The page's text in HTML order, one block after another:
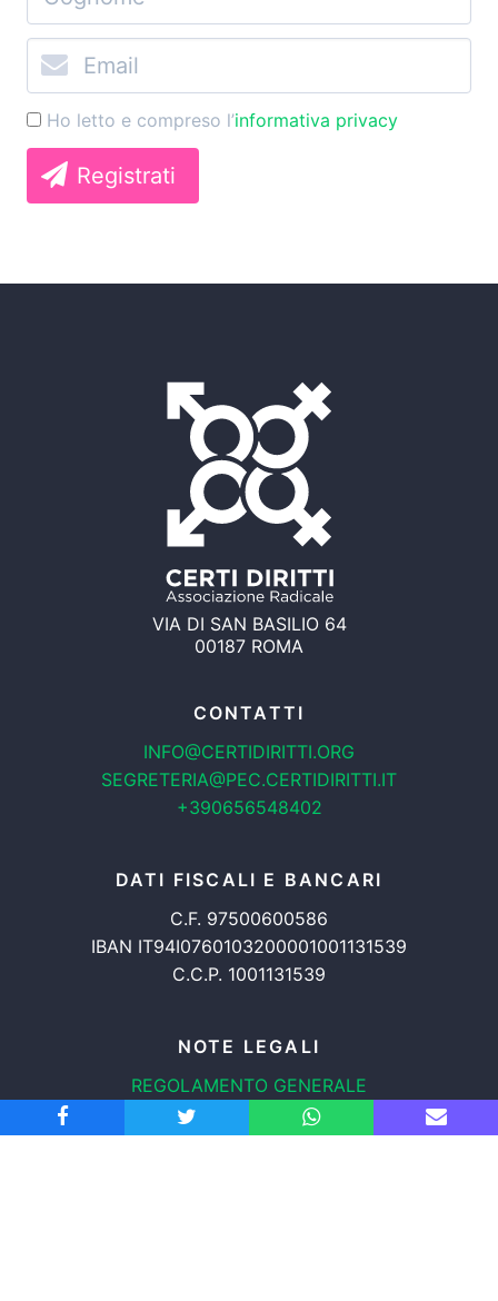
Ho letto e compreso l’informativa privacy
Registrati
VIA DI SAN BASILIO 64
00187 ROMA
CONTATTI
INFO@CERTIDIRITTI.ORG
SEGRETERIA@PEC.CERTIDIRITTI.IT
+390656548402
DATI FISCALI E BANCARI
C.F. 97500600586
IBAN IT94I0760103200001001131539
C.C.P. 1001131539
NOTE LEGALI
REGOLAMENTO GENERALE
PROTEZIONE DATI
INFORMATIVA COOKIES